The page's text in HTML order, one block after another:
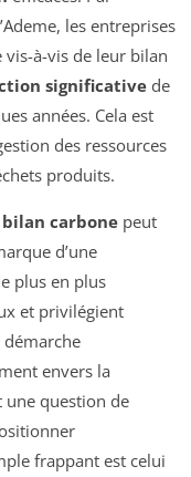
les entreprises
à-vis de leur bilan
significative de
années. Cela est
des ressources
produits.
bilan carbone peut
d’une
plus en plus
et privilégient
envers la
une question de
frappant est celui